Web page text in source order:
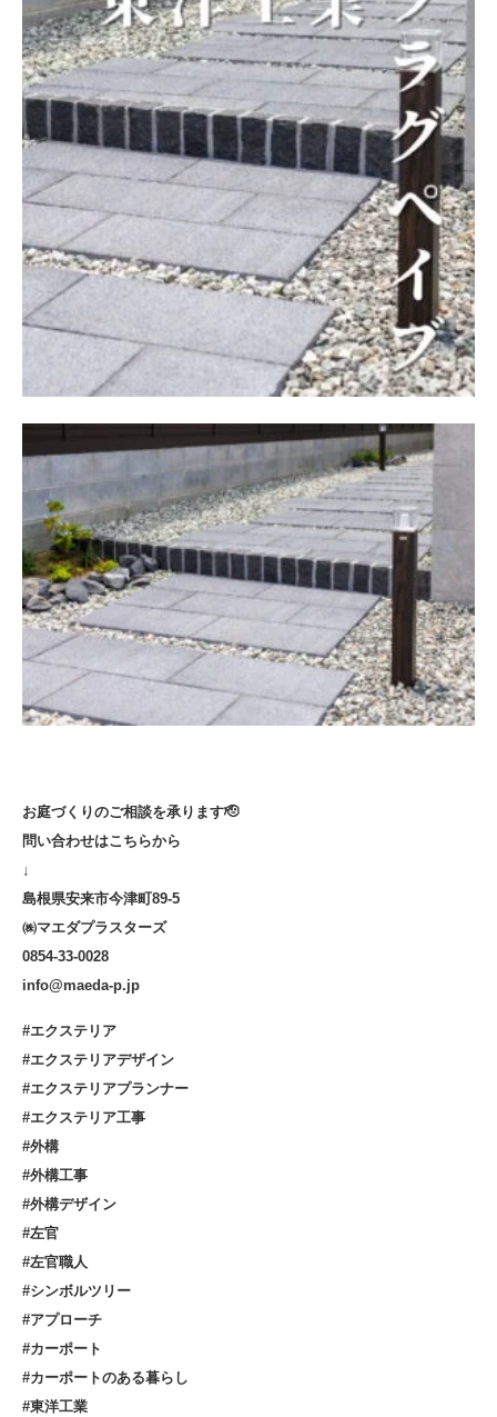
お庭づくりのご相談を承ります🫡
問い合わせはこちらから
↓
島根県安来市今津町89-5
㈱マエダプラスターズ
0854-33-0028
info@maeda-p.jp
#エクステリア
#エクステリアデザイン
#エクステリアプランナー
#エクステリア工事
#外構
#外構工事
#外構デザイン
#左官
#左官職人
#シンボルツリー
#アプローチ
#カーポート
#カーポートのある暮らし
#東洋工業